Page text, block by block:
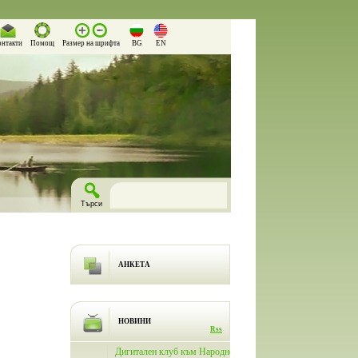
Помощ Размер на шрифта BG EN
АНКЕТА
НОВИНИ
Rss
Дигитален клуб към Народно